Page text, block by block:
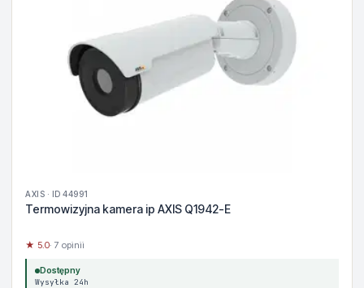
AXIS · ID 44991
Termowizyjna kamera ip AXIS Q1942-E
★ 5.0· 7 opinii
Dostępny
Wysyłka 24h